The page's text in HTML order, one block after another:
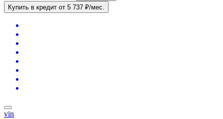
Купить в кредит от 5 737 ₽/мес.
vin